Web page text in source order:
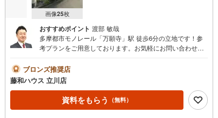
画像25枚
おすすめポイント 渡部 敏哉
多摩都市モノレール「万願寺」駅 徒歩6分の立地です！参
考プランをご用意しております。お気軽にお問い合わせく
ブロンズ推奨店
藤和ハウス 立川店
資料をもらう （無料）